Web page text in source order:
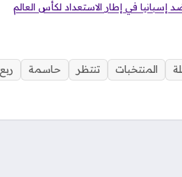
إسبانيا في إطار الاستعداد لكأس العالم
المنتخبات تنتظر حاسمة ربع